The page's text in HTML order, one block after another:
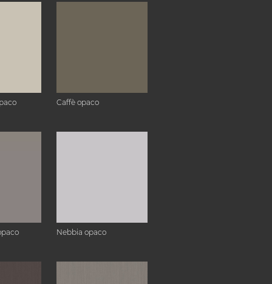
Caffè opaco
Nebbia opaco